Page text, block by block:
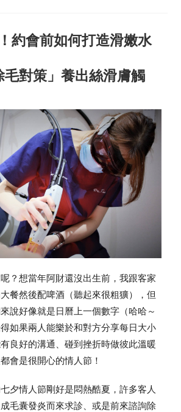
約會前如何打造滑嫩水
毛對策」養出絲滑膚觸
？想當年阿財還沒出生前，我跟客家
餐然後配啤酒（聽起來很粗獷），但
說好像就是日曆上一個數字（哈哈～
如果兩人能樂於和對方分享每日大小
良好的溝通、碰到挫折時做彼此溫暖
會是很開心的情人節！
夕情人節剛好是悶熱酷夏，許多客人
毛囊發炎而來求診、或是前來諮詢除